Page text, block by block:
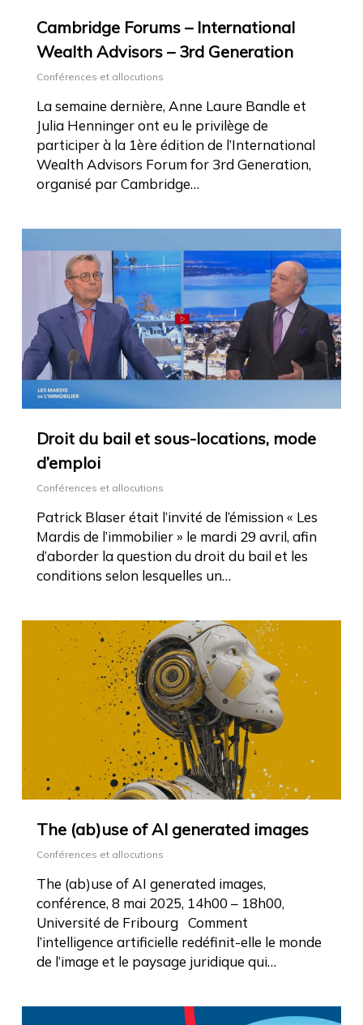
Cambridge Forums – International
Wealth Advisors – 3rd Generation
Conférences et allocutions
La semaine dernière, Anne Laure Bandle et
Julia Henninger ont eu le privilège de
participer à la 1ère édition de l’International
Wealth Advisors Forum for 3rd Generation,
organisé par Cambridge…
Droit du bail et sous-locations, mode
d’emploi
Conférences et allocutions
Patrick Blaser était l’invité de l’émission « Les
Mardis de l’immobilier » le mardi 29 avril, afin
d’aborder la question du droit du bail et les
conditions selon lesquelles un…
The (ab)use of AI generated images
Conférences et allocutions
The (ab)use of AI generated images,
conférence, 8 mai 2025, 14h00 – 18h00,
Université de Fribourg Comment
l’intelligence artificielle redéfinit-elle le monde
de l’image et le paysage juridique qui…